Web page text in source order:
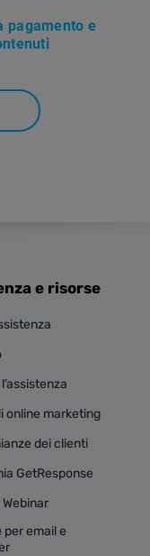
pagamento e
e risorse
online marketing
dei clienti
GetResponse
per email e